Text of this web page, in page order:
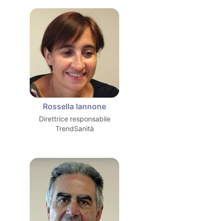
Rossella Iannone
Direttrice responsabile
TrendSanità